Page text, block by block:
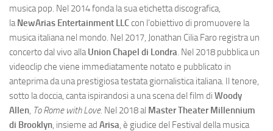
musica pop. Nel 2014 fonda la sua etichetta discografica,
laNewArias Entertainment LLCcon l’obiettivo di promuovere la
musica italiana nel mondo. Nel 2017, Jonathan Cilia Faro registra un
concerto dal vivo allaUnion Chapel di Londra. Nel 2018 pubblica un
videoclip che viene immediatamente notato e pubblicato in
anteprima da una prestigiosa testata giornalistica italiana. Il tenore,
sotto la doccia, canta ispirandosi a una scena del film di Woody
Allen, To Rome with Love. Nel 2018 al Master Theater Millennium
di Brooklyn, insieme ad Arisa, è giudice del Festival della musica